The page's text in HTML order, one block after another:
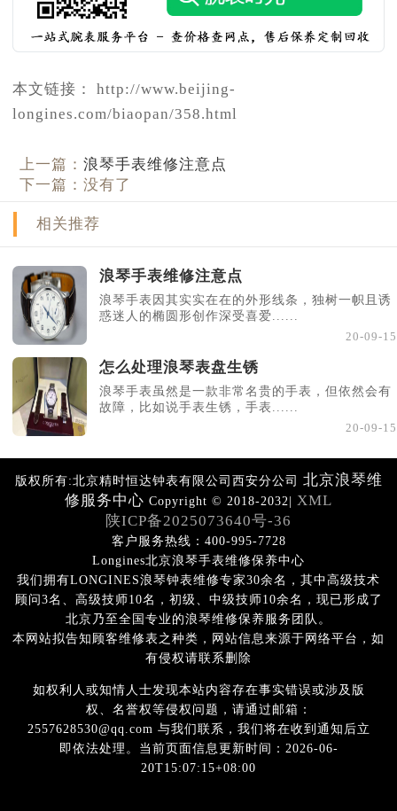
本文链接： http://www.beijing-
longines.com/biaopan/358.html
上一篇：浪琴手表维修注意点
下一篇：没有了
相关推荐
浪琴手表维修注意点
浪琴手表因其实实在在的外形线条，独树一帜且诱
惑迷人的椭圆形创作深受喜爱......
20-09-15
怎么处理浪琴表盘生锈
浪琴手表虽然是一款非常名贵的手表，但依然会有
故障，比如说手表生锈，手表......
20-09-15
版权所有:北京精时恒达钟表有限公司西安分公司 北京浪琴维
修服务中心 Copyright © 2018-2032| XML
陕ICP备2025073640号-36
客户服务热线：400-995-7728
Longines北京浪琴手表维修保养中心
我们拥有LONGINES浪琴钟表维修专家30余名，其中高级技术
顾问3名、高级技师10名，初级、中级技师10余名，现已形成了
北京乃至全国专业的浪琴维修保养服务团队。
本网站拟告知顾客维修表之种类，网站信息来源于网络平台，如
有侵权请联系删除
如权利人或知情人士发现本站内容存在事实错误或涉及版
权、名誉权等侵权问题，请通过邮箱：
2557628530@qq.com 与我们联系，我们将在收到通知后立
即依法处理。当前页面信息更新时间：2026-06-
20T15:07:15+08:00